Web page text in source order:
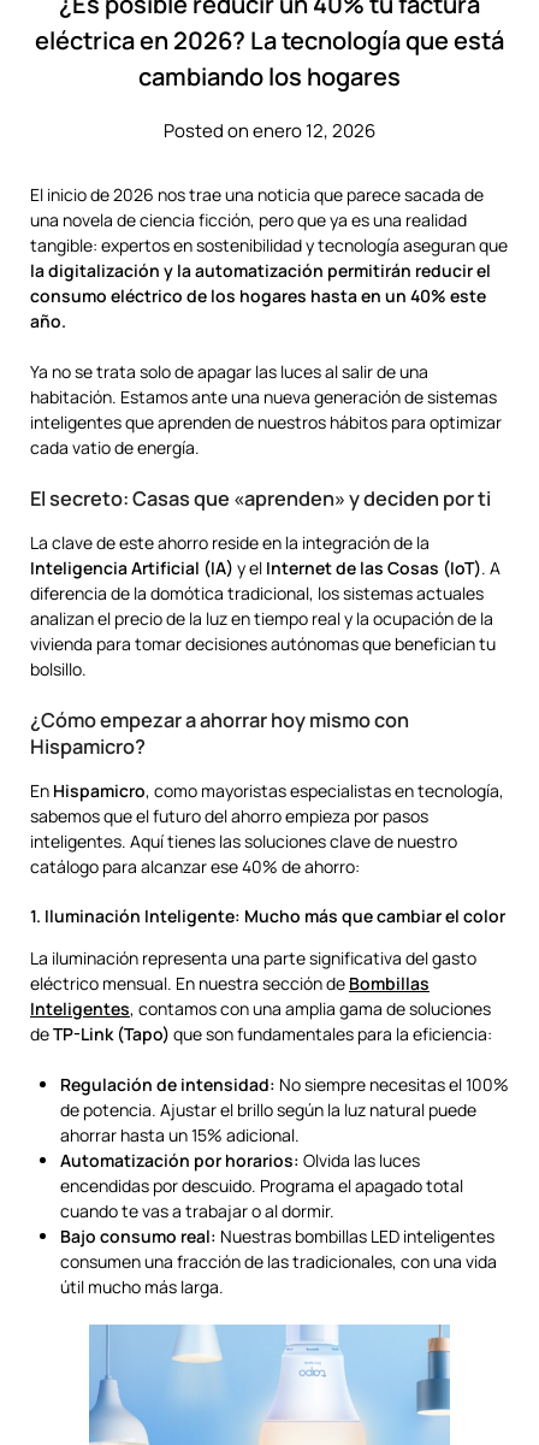
eléctrica en 2026? La tecnología que está
cambiando los hogares
Posted on enero 12, 2026
El inicio de 2026 nos trae una noticia que parece sacada de
una novela de ciencia ficción, pero que ya es una realidad
tangible: expertos en sostenibilidad y tecnología aseguran que
la digitalización y la automatización permitirán reducir el
consumo eléctrico de los hogares hasta en un 40% este
año.
Ya no se trata solo de apagar las luces al salir de una
habitación. Estamos ante una nueva generación de sistemas
inteligentes que aprenden de nuestros hábitos para optimizar
cada vatio de energía.
El secreto: Casas que «aprenden» y deciden por ti
La clave de este ahorro reside en la integración de la
Inteligencia Artificial (IA) y el Internet de las Cosas (IoT). A
diferencia de la domótica tradicional, los sistemas actuales
analizan el precio de la luz en tiempo real y la ocupación de la
vivienda para tomar decisiones autónomas que benefician tu
bolsillo.
¿Cómo empezar a ahorrar hoy mismo con
Hispamicro?
En Hispamicro, como mayoristas especialistas en tecnología,
sabemos que el futuro del ahorro empieza por pasos
inteligentes. Aquí tienes las soluciones clave de nuestro
catálogo para alcanzar ese 40% de ahorro:
1. Iluminación Inteligente: Mucho más que cambiar el color
La iluminación representa una parte significativa del gasto
eléctrico mensual. En nuestra sección de Bombillas
Inteligentes, contamos con una amplia gama de soluciones
deTP-Link (Tapo) que son fundamentales para la eficiencia:
Regulación de intensidad: No siempre necesitas el 100%
de potencia. Ajustar el brillo según la luz natural puede
ahorrar hasta un 15% adicional.
Automatización por horarios: Olvida las luces
encendidas por descuido. Programa el apagado total
cuando te vas a trabajar o al dormir.
Bajo consumo real: Nuestras bombillas LED inteligentes
consumen una fracción de las tradicionales, con una vida
útil mucho más larga.